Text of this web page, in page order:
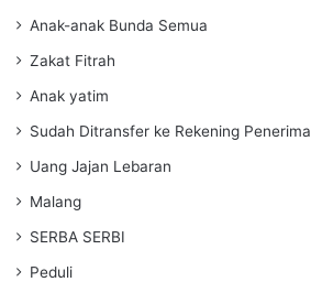
Anak-anak Bunda Semua
Zakat Fitrah
Anak yatim
Sudah Ditransfer ke Rekening Penerima
Uang Jajan Lebaran
Malang
SERBA SERBI
Peduli